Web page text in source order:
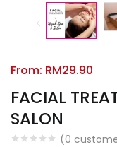
FACIAL
SALON
(0
From: RM29.90